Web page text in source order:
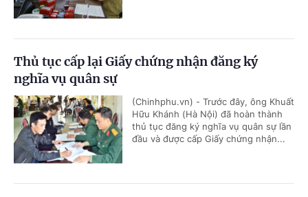
Thủ tục cấp lại Giấy chứng nhận đăng ký
nghĩa vụ quân sự
(Chinhphu.vn) - Trước đây, ông Khuất
Hữu Khánh (Hà Nội) đã hoàn thành
thủ tục đăng ký nghĩa vụ quân sự lần
đầu và được cấp Giấy chứng nhận...